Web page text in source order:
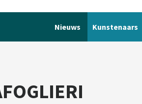
Nieuws Kunstenaars